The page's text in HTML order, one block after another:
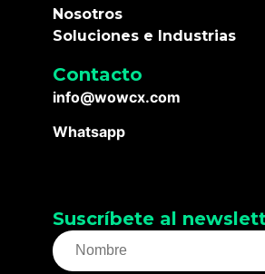
Nosotros
Soluciones e Industrias
Contacto
info@wowcx.com
Whatsapp
Suscríbete al